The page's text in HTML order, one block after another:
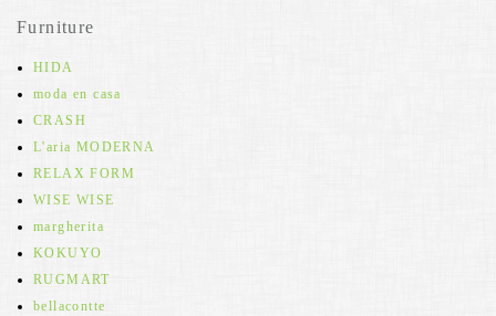
Furniture
HIDA
moda en casa
CRASH
L'aria MODERNA
RELAX FORM
WISE WISE
margherita
KOKUYO
RUGMART
bellacontte